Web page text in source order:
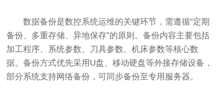
数据备份是数控系统运维的关键环节，需遵循“定期
备份、多重存储、异地保存”的原则。备份内容主要包括
加工程序、系统参数、刀具参数、机床参数等核心数
据。备份方式优先采用U盘、移动硬盘等外接存储设备，
部分系统支持网络备份，可同步备份至专用服务器。